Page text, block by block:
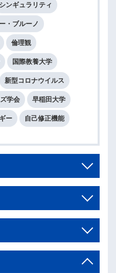
シンギュラリティ
・ブルーノ
倫理観
国際教養大学
新型コロナウイルス
学会 早稲田大学
ー 自己修正機能